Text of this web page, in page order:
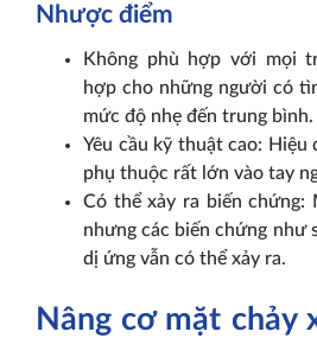
Nhược điểm
Không phù hợp với mọi
hợp cho những người có
mức độ nhẹ đến trung bình.
Yêu cầu kỹ thuật cao: Hiệu
phụ thuộc rất lớn vào tay
Có thể xảy ra biến chứng:
nhưng các biến chứng như
dị ứng vẫn có thể xảy ra.
Nâng cơ mặt chảy